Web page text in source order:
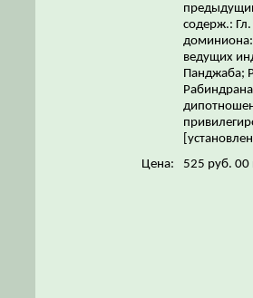
содерж.:
доминиона:
ведущих
Панджаба;
Цена:
525 руб. 00